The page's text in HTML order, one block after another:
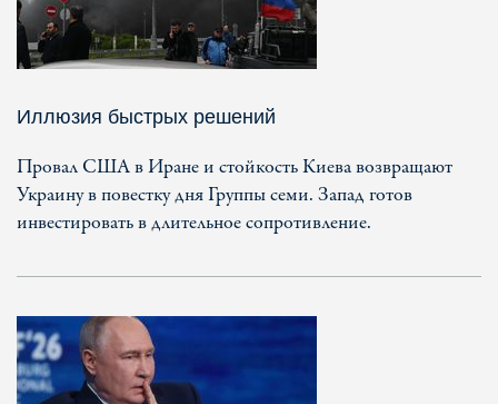
Иллюзия быстрых решений
Провал США в Иране и стойкость Киева возвращают
Украину в повестку дня Группы семи. Запад готов
инвестировать в длительное сопротивление.